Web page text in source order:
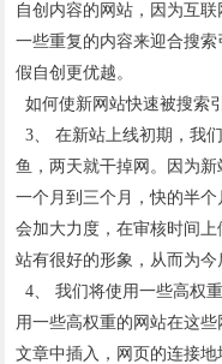
自创内容的网站，因为互
一些重复的内容来迎合搜
假自创更优越。
如何使新网站快速被搜索
3、 在新站上线初期，我
鱼，两天就干掉网。因为
一个月到三个月，快的半
会加大力度，在审核时间
站有很好的形象，从而为今
4、 我们将使用一些高权
用一些高权重的网站在这
文章中插入，网页的连接